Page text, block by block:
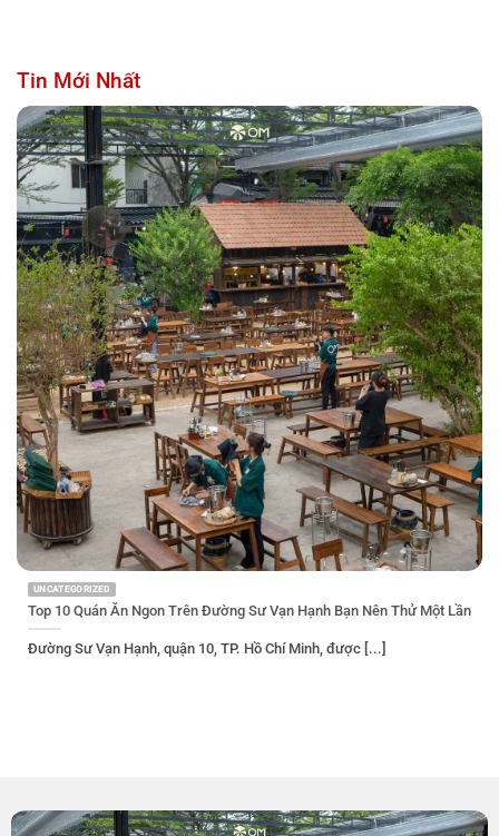
Tin Mới Nhất
UNCATEGORIZED
Top 10 Quán Ăn Ngon Trên Đường Sư Vạn Hạnh Bạn Nên Thử Một Lần
Đường Sư Vạn Hạnh, quận 10, TP. Hồ Chí Minh, được [...]